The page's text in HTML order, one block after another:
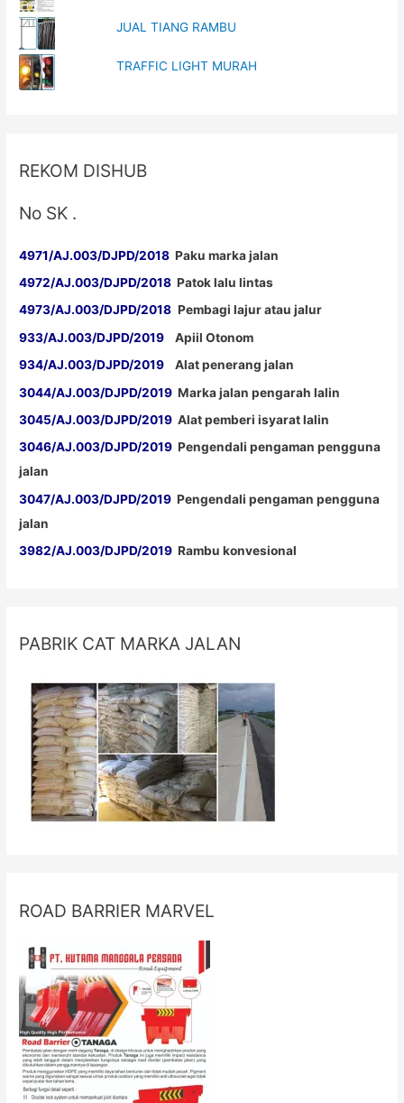
JUAL TIANG RAMBU
TRAFFIC LIGHT MURAH
REKOM DISHUB
No SK .
4971/AJ.003/DJPD/2018 Paku marka jalan
4972/AJ.003/DJPD/2018 Patok lalu lintas
4973/AJ.003/DJPD/2018 Pembagi lajur atau jalur
933/AJ.003/DJPD/2019 Apiil Otonom
934/AJ.003/DJPD/2019 Alat penerang jalan
3044/AJ.003/DJPD/2019 Marka jalan pengarah lalin
3045/AJ.003/DJPD/2019 Alat pemberi isyarat lalin
3046/AJ.003/DJPD/2019 Pengendali pengaman pengguna
jalan
3047/AJ.003/DJPD/2019 Pengendali pengaman pengguna
jalan
3982/AJ.003/DJPD/2019 Rambu konvesional
PABRIK CAT MARKA JALAN
ROAD BARRIER MARVEL